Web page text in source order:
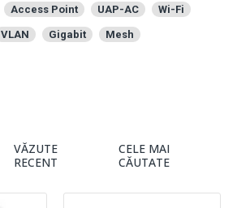
Access Point UAP-AC Wi-Fi
VLAN Gigabit Mesh
VĂZUTE
RECENT
CELE MAI
CĂUTATE